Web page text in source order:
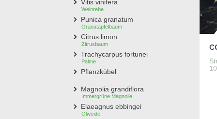
Vitis vinifera
Weinrebe
Punica granatum
Granatapfelbaum
Citrus limon
Zitrusbaum
Trachycarpus fortunei
Palme
Pflanzkübel
Magnolia grandiflora
Immergrüne Magnolie
Elaeagnus ebbingei
Ölweide